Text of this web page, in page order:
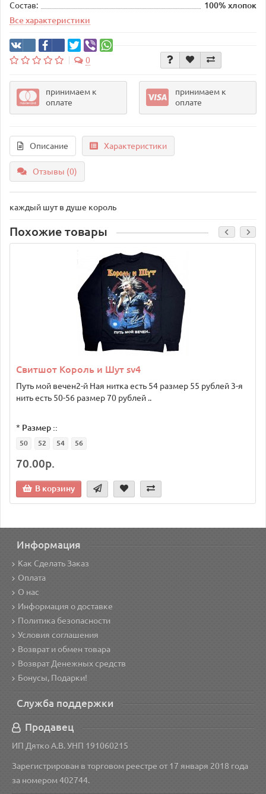
Состав:
100% хлопок
Все характеристики
0
принимаем к
оплате
принимаем к
оплате
Описание Характеристики
Отзывы (0)
каждый шут в душе король
Похожие товары
Свитшот Король и Шут sv4
Путь мой вечен2-й Ная нитка есть 54 размер 55 рублей 3-я
нить есть 50-56 размер 70 рублей ..
* Размер ::
50 52 54 56
70.00р.
В корзину
Информация
Как Сделать Заказ
Оплата
О нас
Информация о доставке
Политика безопасности
Условия соглашения
Возврат и обмен товара
Возврат Денежных средств
Бонусы, Подарки!
Служба поддержки
Продавец
ИП Дятко А.В. УНП 191060215
Зарегистрирован в торговом реестре от 17 января 2018 года
за номером 402744.